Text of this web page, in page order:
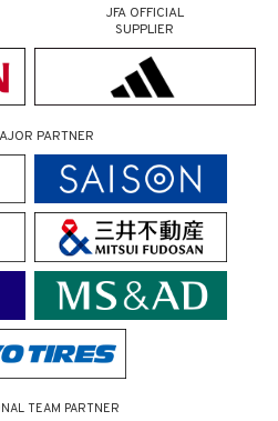
JFA OFFICIAL
SUPPLIER
PARTNER
TEAM PARTNER